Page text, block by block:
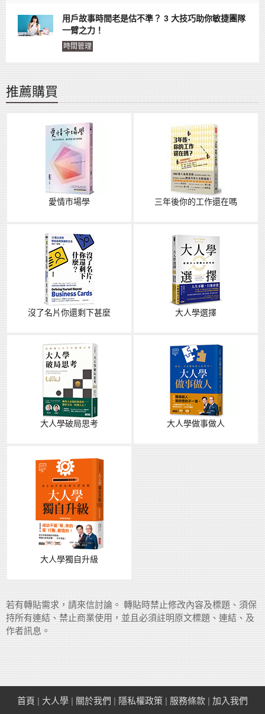
用戶故事時間老是估不準？ 3 大技巧助你敏捷團隊
一臂之力！
時間管理
推薦購買
愛情市場學 三年後你的工作還在嗎
沒了名片你還剩下甚麼 大人學選擇
大人學破局思考 大人學做事做人
大人學獨自升級
若有轉貼需求，請來信討論。 轉貼時禁止修改內容及標題、須保
持所有連結、禁止商業使用，並且必須註明原文標題、連結、及
作者訊息。
首頁 | 大人學 | 關於我們 | 隱私權政策 | 服務條款 | 加入我們